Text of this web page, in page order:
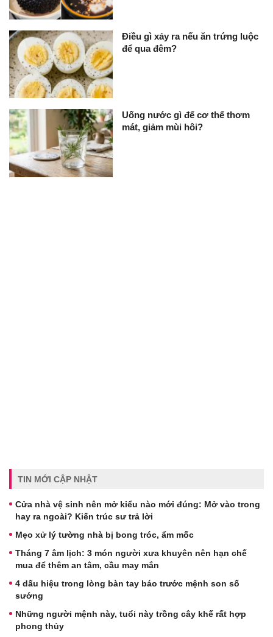
Điều gì xảy ra nếu ăn trứng luộc
để qua đêm?
Uống nước gì để cơ thể thơm
mát, giảm mùi hôi?
TIN MỚI CẬP NHẬT
Cửa nhà vệ sinh nên mở kiểu nào mới đúng: Mở vào trong
hay ra ngoài? Kiến trúc sư trả lời
Mẹo xử lý tường nhà bị bong tróc, ẩm mốc
Tháng 7 âm lịch: 3 món người xưa khuyên nên hạn chế
mua để thêm an tâm, cầu may mắn
4 dấu hiệu trong lòng bàn tay báo trước mệnh son số
sướng
Những người mệnh này, tuổi này trồng cây khế rất hợp
phong thủy